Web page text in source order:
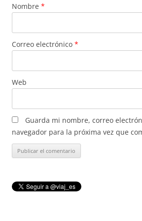
Nombre *
Correo electrónico *
Web
Guarda mi nombre, correo
navegador para la próxima vez que